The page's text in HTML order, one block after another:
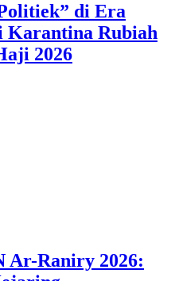
di Era
Rubiah
2026
Ar-Raniry 2026: